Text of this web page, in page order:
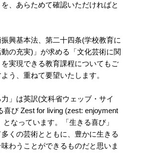
、あらためて確認いただければと
興基本法、第二十四条(学校教育に
の充実)」が求める「文化芸術に関
実現できる教育課程についてもご
う、重ねて要望いたします。
」は英訳(文科省ウェッブ・サイ
喜び Zest for living (zest: enjoyment
なっています。「生きる喜び」
くの芸術とともに、豊かに生きる
わうことができるものだと思いま